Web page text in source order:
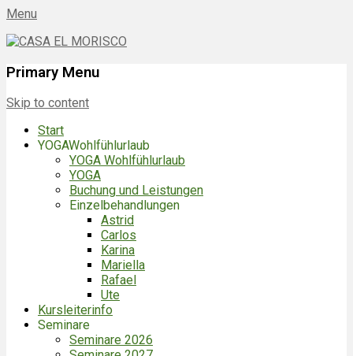
Menu
CASA EL MORISCO
Primary Menu
Skip to content
Start
YOGAWohlfühlurlaub
YOGA Wohlfühlurlaub
YOGA
Buchung und Leistungen
Einzelbehandlungen
Astrid
Carlos
Karina
Mariella
Rafael
Ute
Kursleiterinfo
Seminare
Seminare 2026